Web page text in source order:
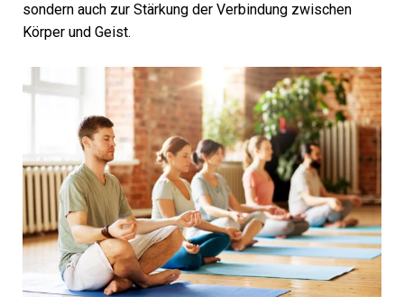
sondern auch zur Stärkung der Verbindung zwischen
Körper und Geist.